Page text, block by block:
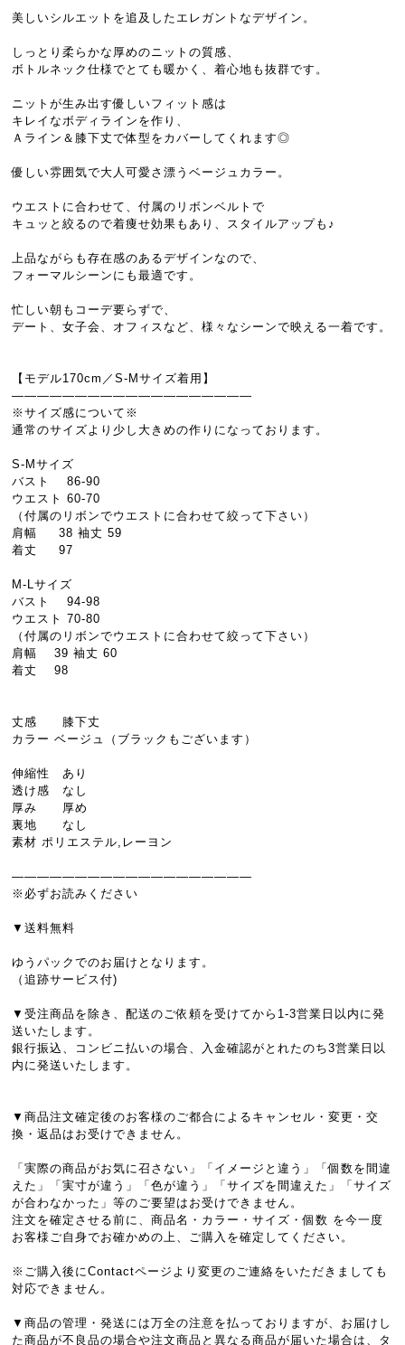
美しいシルエットを追及したエレガントなデザイン。
しっとり柔らかな厚めのニットの質感、
ボトルネック仕様でとても暖かく、着心地も抜群です。
ニットが生み出す優しいフィット感は
キレイなボディラインを作り、
Ａライン＆膝下丈で体型をカバーしてくれます◎
優しい雰囲気で大人可愛さ漂うベージュカラー。
ウエストに合わせて、付属のリボンベルトで
キュッと絞るので着痩せ効果もあり、スタイルアップも♪
上品ながらも存在感のあるデザインなので、
フォーマルシーンにも最適です。
忙しい朝もコーデ要らずで、
デート、女子会、オフィスなど、様々なシーンで映える一着です。
【モデル170cm／S-Mサイズ着用】
―――――――――――――――――――
※サイズ感について※
通常のサイズより少し大きめの作りになっております。
S-Mサイズ
バスト 86-90
ウエスト 60-70
（付属のリボンでウエストに合わせて絞って下さい）
肩幅 38 袖丈 59
着丈 97
M-Lサイズ
バスト 94-98
ウエスト 70-80
（付属のリボンでウエストに合わせて絞って下さい）
肩幅 39 袖丈 60
着丈 98
丈感 膝下丈
カラー ベージュ（ブラックもございます）
伸縮性 あり
透け感 なし
厚み 厚め
裏地 なし
素材 ポリエステル,レーヨン
―――――――――――――――――――
※必ずお読みください
▼送料無料
ゆうパックでのお届けとなります。
（追跡サービス付)
▼受注商品を除き、配送のご依頼を受けてから1-3営業日以内に発
送いたします。
銀行振込、コンビニ払いの場合、入金確認がとれたのち3営業日以
内に発送いたします。
▼商品注文確定後のお客様のご都合によるキャンセル・変更・交
換・返品はお受けできません。
「実際の商品がお気に召さない」「イメージと違う」「個数を間違
えた」「実寸が違う」「色が違う」「サイズを間違えた」「サイズ
が合わなかった」等のご要望はお受けできません。
注文を確定させる前に、商品名・カラー・サイズ・個数 を今一度
お客様ご自身でお確かめの上、ご購入を確定してください。
※ご購入後にContactページより変更のご連絡をいただきましても
対応できません。
▼商品の管理・発送には万全の注意を払っておりますが、お届けし
た商品が不良品の場合や注文商品と異なる商品が届いた場合は、タ